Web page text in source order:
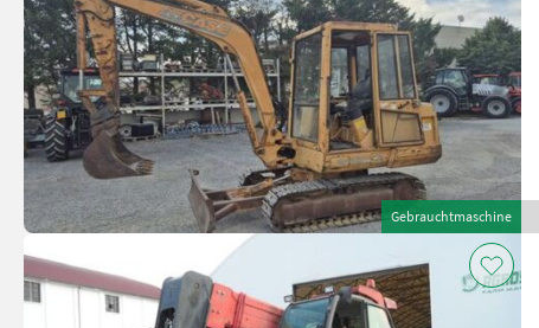
Gebrauchtmaschine